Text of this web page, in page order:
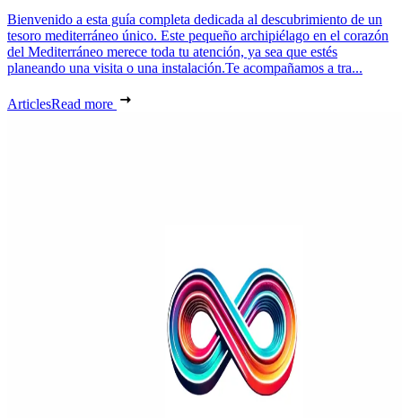
Bienvenido a esta guía completa dedicada al descubrimiento de un
tesoro mediterráneo único. Este pequeño archipiélago en el corazón
del Mediterráneo merece toda tu atención, ya sea que estés
planeando una visita o una instalación.Te acompañamos a tra...
ArticlesRead more